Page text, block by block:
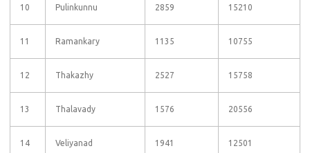
10 Pulinkunnu 2859 15210
11 Ramankary 1135 10755
12 Thakazhy 2527 15758
13 Thalavady 1576 20556
14 Veliyanad 1941 12501